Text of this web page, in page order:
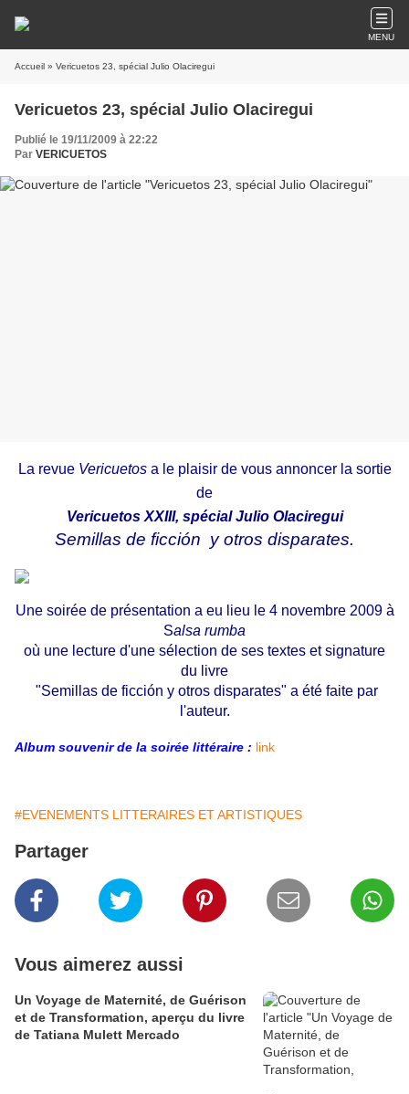
MENU
Accueil » Vericuetos 23, spécial Julio Olaciregui
Vericuetos 23, spécial Julio Olaciregui
Publié le 19/11/2009 à 22:22
Par VERICUETOS
La revue Vericuetosa le plaisir de vous annoncer la sortie
de
Vericuetos XXIII, spécial Julio Olaciregui
Semillas de ficción y otros disparates.
Une soirée de présentation a eu lieu le 4 novembre 2009 à
Salsa rumba
où une lecture d'une sélection de ses textes et signature
du livre
"Semillas de ficción y otros disparates" a été faite par
l'auteur.
Album souvenir de la soirée littéraire : link
#EVENEMENTS LITTERAIRES ET ARTISTIQUES
Partager
Vous aimerez aussi
Un Voyage de Maternité, de Guérison
et de Transformation, aperçu du livre
de Tatiana Mulett Mercado